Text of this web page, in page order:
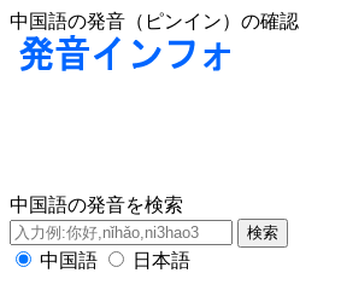
中国語の発音（ピンイン）の確認
中国語の発音を検索
中国語 日本語